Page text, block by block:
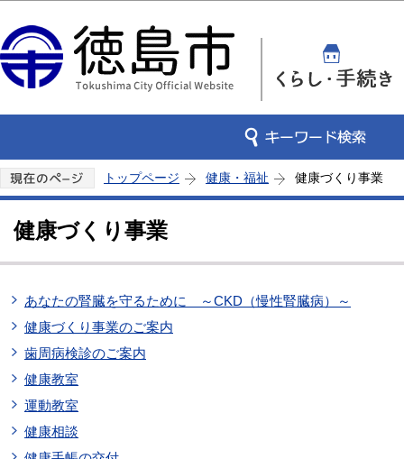
トップページ 健康・福祉 健康づくり事業
健康づくり事業
あなたの腎臓を守るために ～CKD（慢性腎臓病）～
健康づくり事業のご案内
歯周病検診のご案内
健康教室
運動教室
健康相談